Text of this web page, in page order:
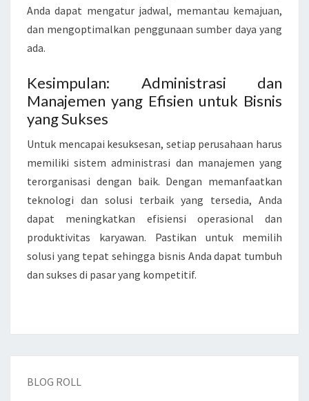
Anda dapat mengatur jadwal, memantau kemajuan,
dan mengoptimalkan penggunaan sumber daya yang
ada.
Kesimpulan: Administrasi dan
Manajemen yang Efisien untuk Bisnis
yang Sukses
Untuk mencapai kesuksesan, setiap perusahaan harus
memiliki sistem administrasi dan manajemen yang
terorganisasi dengan baik. Dengan memanfaatkan
teknologi dan solusi terbaik yang tersedia, Anda
dapat meningkatkan efisiensi operasional dan
produktivitas karyawan. Pastikan untuk memilih
solusi yang tepat sehingga bisnis Anda dapat tumbuh
dan sukses di pasar yang kompetitif.
BLOG ROLL